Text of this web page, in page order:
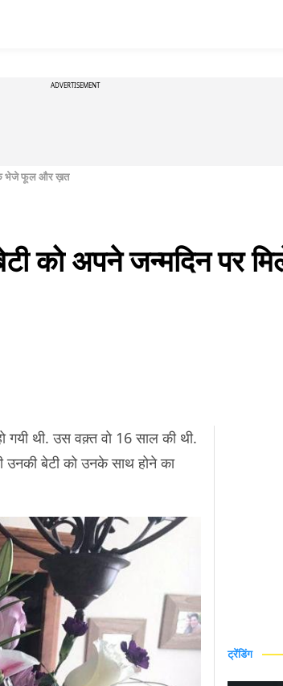
ADVERTISEMENT
भेजे फूल और ख़त
को अपने जन्मदिन पर
थी. उस वक़्त वो 16 साल की थी.
बेटी को उनके साथ होने का
ट्रेंडिंग